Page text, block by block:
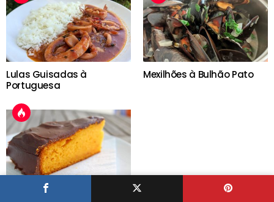
Lulas Guisadas à
Portuguesa
Mexilhões à Bulhão Pato
Bolo de Cenoura e